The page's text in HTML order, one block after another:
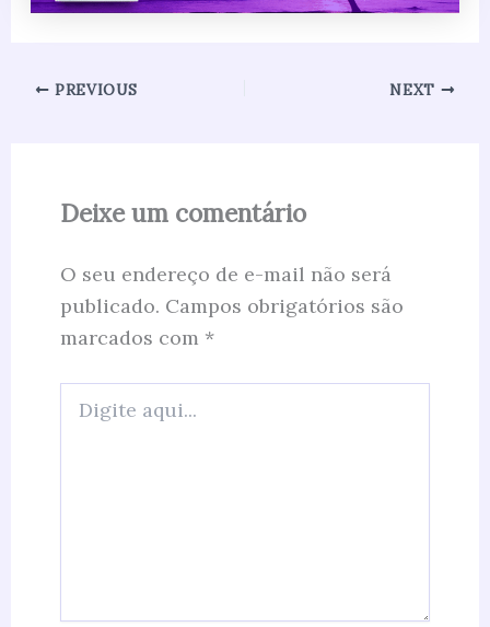
PREVIOUS NEXT
Deixe um comentário
O seu endereço de e-mail não será
publicado. Campos obrigatórios são
marcados com *
aqui...